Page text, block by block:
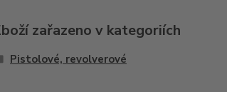
zařazeno v kategoriích
Pistolové, revolverové